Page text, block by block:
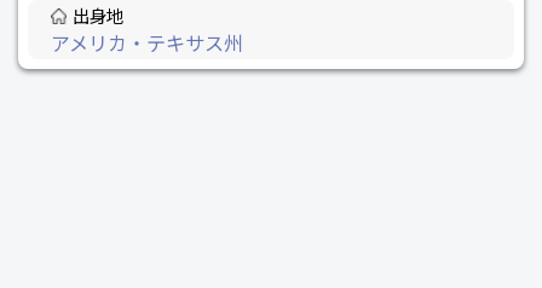
出身地
アメリカ・テキサス州